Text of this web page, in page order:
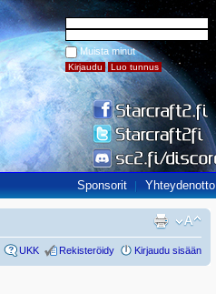
Muista minut
Sponsorit Yhteydenotto
UKK Rekisteröidy Kirjaudu sisään